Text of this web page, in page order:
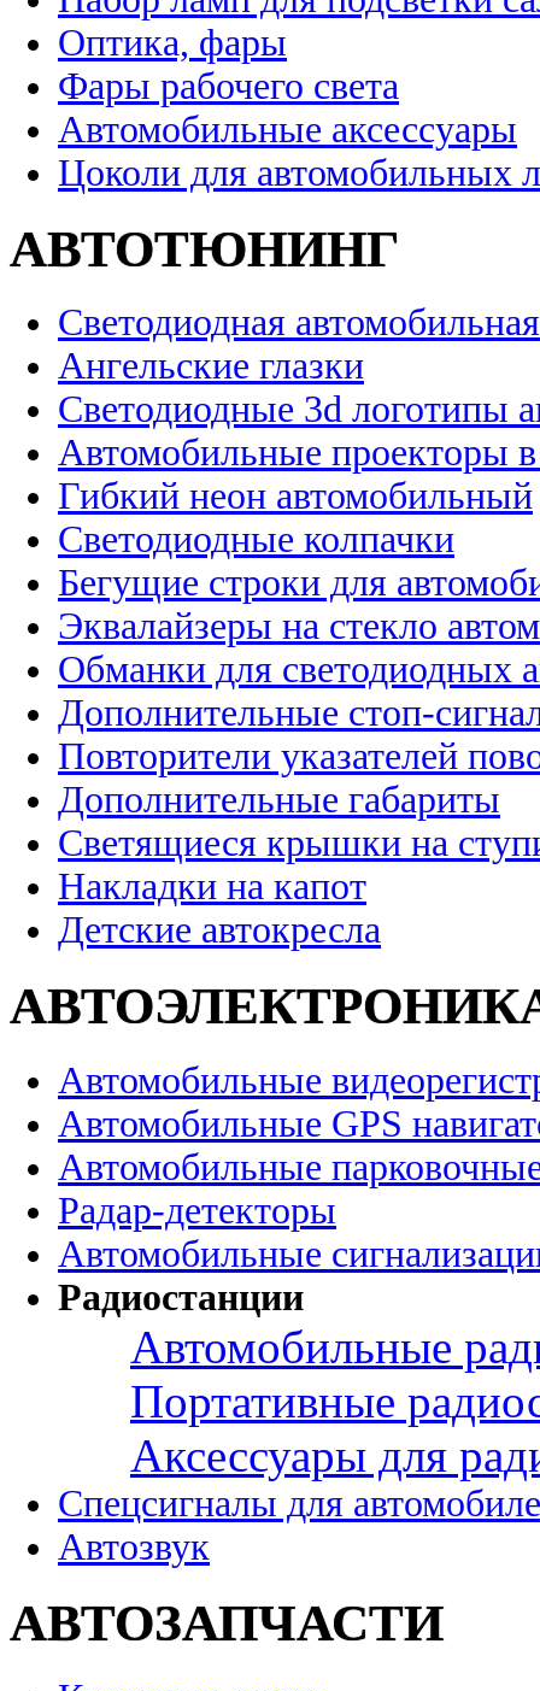
Оптика, фары
Фары рабочего света
Автомобильные аксессуары
Цоколи для автомобильных
АВТОТЮНИНГ
Светодиодная
Ангельские глазки
Светодиодные 3d логотипы
Автомобильные проекторы
Гибкий неон автомобильный
Светодиодные колпачки
Бегущие строки для
Эквалайзеры на стекло
Обманки для светодиодных
Дополнительные стоп-
Повторители указателей
Дополнительные габариты
Светящиеся крышки на
Накладки на капот
Детские автокресла
Автомобильные
Автомобильные GPS
Автомобильные
Радар-детекторы
Автомобильные
Радиостанции
Автомобильные
Портативные
Аксессуары для
Спецсигналы для
Автозвук
АВТОЗАПЧАСТИ